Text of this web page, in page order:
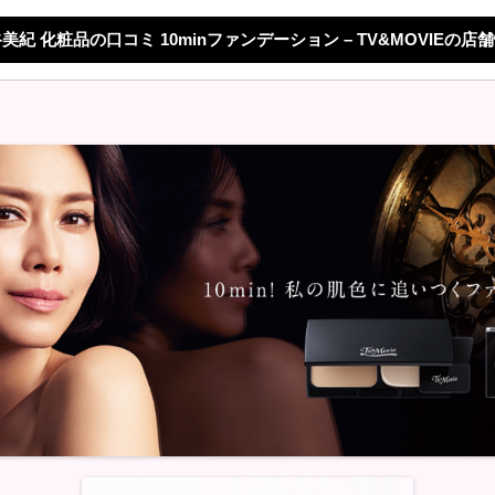
紀 化粧品の口コミ 10minファンデーション – TV&MOVIEの店